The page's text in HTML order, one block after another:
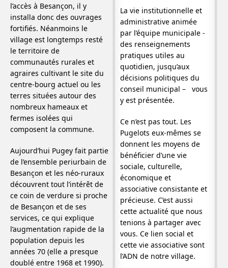
La vie institutionnelle et
administrative animée
par l’équipe municipale -
des renseignements
pratiques utiles au
quotidien, jusqu’aux
décisions politiques du
conseil municipal – vous
y est présentée.
Ce n’est pas tout. Les
Pugelots eux-mêmes se
donnent les moyens de
bénéficier d’une vie
sociale, culturelle,
économique et
associative consistante et
précieuse. C’est aussi
cette actualité que nous
tenions à partager avec
vous. Ce lien social et
cette vie associative sont
l’ADN de notre village.
l’accès à Besançon, il y
installa donc des ouvrages
fortifiés. Néanmoins le
village est longtemps resté
le territoire de
communautés rurales et
agraires cultivant le site du
centre-bourg actuel ou les
terres situées autour des
nombreux hameaux et
fermes isolées qui
composent la commune.
Aujourd’hui Pugey fait partie
de l’ensemble periurbain de
Besançon et les néo-ruraux
découvrent tout l’intérêt de
ce coin de verdure si proche
de Besançon et de ses
services, ce qui explique
l’augmentation rapide de la
population depuis les
années 70 (elle a presque
doublé entre 1968 et 1990).